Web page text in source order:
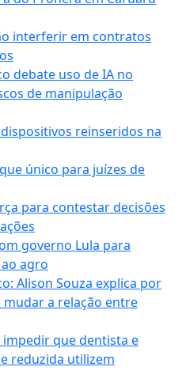
interferir em contratos
debate uso de IA no
de manipulação
reinseridos na
único para juízes de
para contestar decisões
governo Lula para
agro
Alison Souza explica por
mudar a relação entre
que dentista e
reduzida utilizem